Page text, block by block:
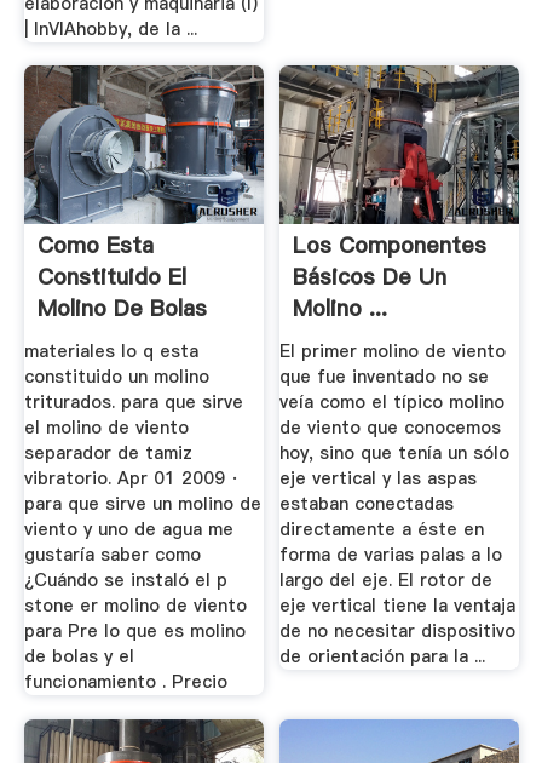
| InVIAhobby, de la ...
Como Esta
Constituido El
Molino De Bolas
materiales lo q esta
constituido un molino
triturados. para que sirve
el molino de viento
separador de tamiz
vibratorio. Apr 01 2009 ·
para que sirve un molino de
viento y uno de agua me
gustaría saber como
¿Cuándo se instaló el p
stone er molino de viento
para Pre lo que es molino
de bolas y el
funcionamiento . Precio
Los Componentes
Básicos De Un
Molino ...
Aboutespañ
El primer molino de viento
que fue inventado no se
veía como el típico molino
de viento que conocemos
hoy, sino que tenía un sólo
eje vertical y las aspas
estaban conectadas
directamente a éste en
forma de varias palas a lo
largo del eje. El rotor de
eje vertical tiene la ventaja
de no necesitar dispositivo
de orientación para la ...